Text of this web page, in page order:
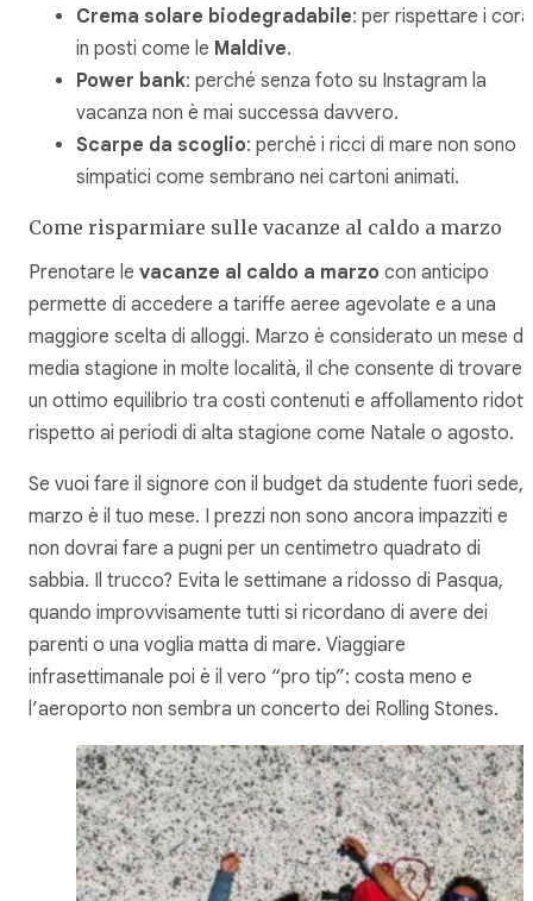
Crema solare biodegradabile: per rispettare i
in posti come le Maldive.
Power bank: perché senza foto su Instagram la
vacanza non è mai successa davvero.
Scarpe da scoglio: perché i ricci di mare non sono
simpatici come sembrano nei cartoni animati.
Come risparmiare sulle vacanze al caldo a marzo
Prenotare le vacanze al caldo a marzo con anticipo
permette di accedere a tariffe aeree agevolate e a una
maggiore scelta di alloggi. Marzo è considerato un mese di
media stagione in molte località, il che consente di trovare
un ottimo equilibrio tra costi contenuti e affollamento
rispetto ai periodi di alta stagione come Natale o agosto.
Se vuoi fare il signore con il budget da studente fuori sede,
marzo è il tuo mese. I prezzi non sono ancora impazziti e
non dovrai fare a pugni per un centimetro quadrato di
sabbia. Il trucco? Evita le settimane a ridosso di Pasqua,
quando improvvisamente tutti si ricordano di avere dei
parenti o una voglia matta di mare. Viaggiare
infrasettimanale poi è il vero “pro tip”: costa meno e
l’aeroporto non sembra un concerto dei Rolling Stones.